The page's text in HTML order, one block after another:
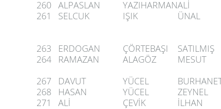
260 ALPASLAN YAZIHARMANALİ
261
SELCUK IŞIK ÜNAL
263 ERDOGAN ÇÖRTEBAŞI
SATILMIŞ
264
RAMAZAN ALAGÖZ
MESUT
267
DAVUT YÜCEL
268
HASAN YÜCEL
ZEYNEL
271
ALİ ÇEVİK
İLHAN